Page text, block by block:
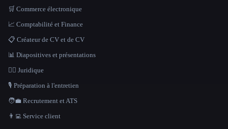
🛒 Commerce électronique
📈 Comptabilité et Finance
📋 Créateur de CV et de CV
📊 Diapositives et présentations
👩‍⚖️ Juridique
🎙️ Préparation à l'entretien
🧑‍💼 Recrutement et ATS
👨‍💻 Service client